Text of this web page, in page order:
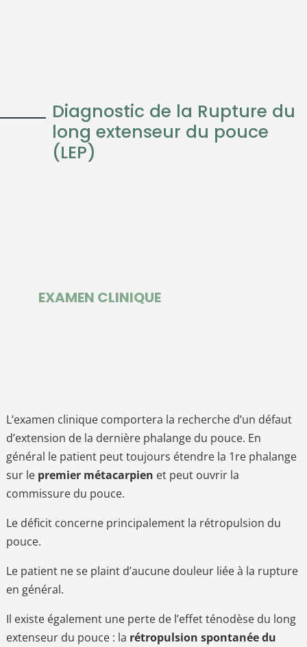
Diagnostic de la Rupture du
long extenseur du pouce
(LEP)
EXAMEN CLINIQUE
L’examen clinique comportera la recherche d’un défaut
d’extension de la dernière phalange du pouce. En
général le patient peut toujours étendre la 1re phalange
sur le premier métacarpien et peut ouvrir la
commissure du pouce.
Le déficit concerne principalement la rétropulsion du
pouce.
Le patient ne se plaint d’aucune douleur liée à la rupture
en général.
Il existe également une perte de l’effet ténodèse du long
extenseur du pouce : la rétropulsion spontanée du